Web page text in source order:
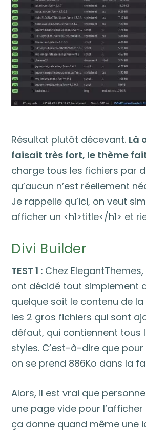
Résultat plutôt décevant. Là
faisait très fort, le thème
charge tous les fichiers par
qu’aucun n’est réellement
Je rappelle qu’ici, on veut
afficher un <h1>title</h1> et
Divi Builder
TEST 1 : Chez ElegantThemes,
ont décidé tout simplement
quelque soit le contenu de
les 2 gros fichiers qui sont
défaut, qui contiennent tous
styles. C’est-à-dire que
on se prend 886Ko dans la
Alors, il est vrai que
une page vide pour l’afficher
ça donne quand même une